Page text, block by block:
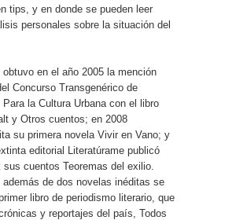
tips, y en donde se pueden leer
personales sobre la situación del
obtuvo en el año 2005 la mención
Concurso Transgenérico de
Para la Cultura Urbana con el libro
y Otros cuentos; en 2008
su primera novela Vivir en Vano; y
editorial Literatúrame publicó
sus cuentos Teoremas del exilio.
además de dos novelas inéditas se
libro de periodismo literario, que
y reportajes del país, Todos